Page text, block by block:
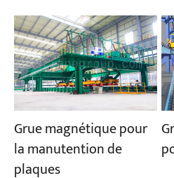
Grue magnétique pour
la manutention de
plaques